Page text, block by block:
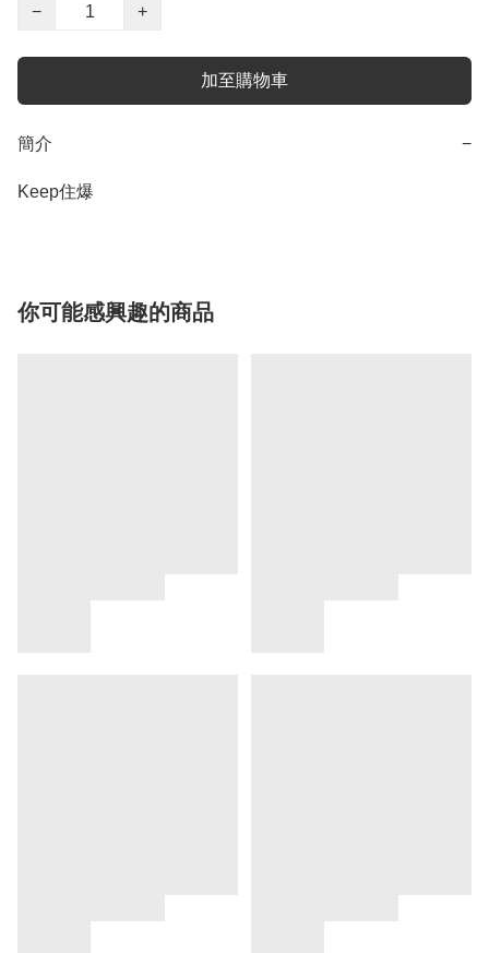
−
+
加至購物車
簡介 −
Keep住爆
你可能感興趣的商品